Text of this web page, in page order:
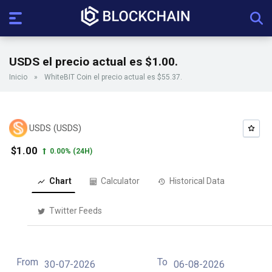
USDS el precio actual es $1.00.
Inicio » WhiteBIT Coin el precio actual es $55.37.
USDS (USDS)
$1.00 0.00% (24H)
Chart Calculator Historical Data
Twitter Feeds
From To